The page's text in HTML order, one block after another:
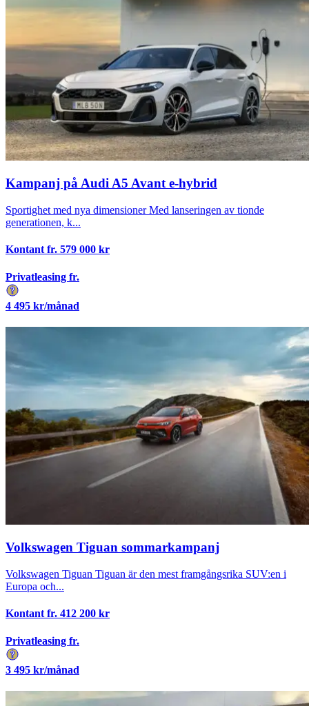
Kampanj på Audi A5 Avant e-hybrid
Sportighet med nya dimensioner Med lanseringen av tionde
generationen, k...
Kontant fr. 579 000 kr
Privatleasing fr.
4 495 kr/månad
Volkswagen Tiguan sommarkampanj
Volkswagen Tiguan Tiguan är den mest framgångsrika SUV:en i
Europa och...
Kontant fr. 412 200 kr
Privatleasing fr.
3 495 kr/månad